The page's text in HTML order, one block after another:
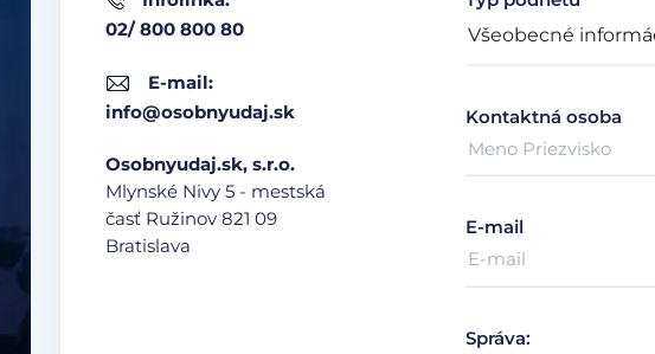
02/ 800 800 80
E-mail:
info@osobnyudaj.sk
Osobnyudaj.sk, s.r.o.
Mlynské Nivy 5 - mestská
časť Ružinov 821 09
Bratislava
Kontaktná osoba
E-mail
Správa: